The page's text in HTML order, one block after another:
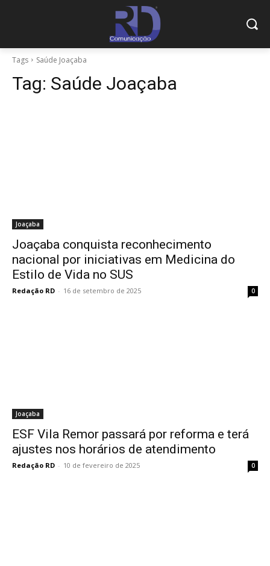
Tags Saúde Joaçaba
Tag: Saúde Joaçaba
Joaçaba
Joaçaba conquista reconhecimento
nacional por iniciativas em Medicina do
Estilo de Vida no SUS
Redação RD - 16 de setembro de 2025 0
Joaçaba
ESF Vila Remor passará por reforma e terá
ajustes nos horários de atendimento
Redação RD - 10 de fevereiro de 2025 0